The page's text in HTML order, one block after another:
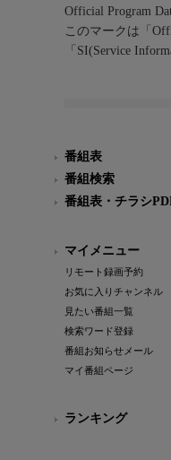
Official Program
このマークは「
「SI(Service
番組表
番組検索
番組表・チラシ
マイメニュー
リモート録画予約
お気に入りチャンネル
見たい番組一覧
検索ワード登録
番組お知らせメール
マイ番組ページ
ランキング